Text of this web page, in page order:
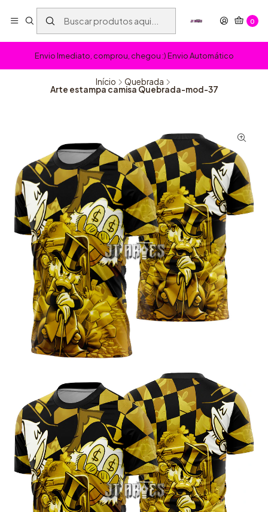
0
Envio Imediato, comprou, chegou :) Envio Automático
Início Quebrada
Arte estampa camisa Quebrada-mod-37